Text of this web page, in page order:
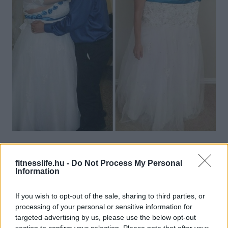
fitnesslife.hu - Do Not Process My Personal
Information
If you wish to opt-out of the sale, sharing to third parties, or
processing of your personal or sensitive information for
targeted advertising by us, please use the below opt-out